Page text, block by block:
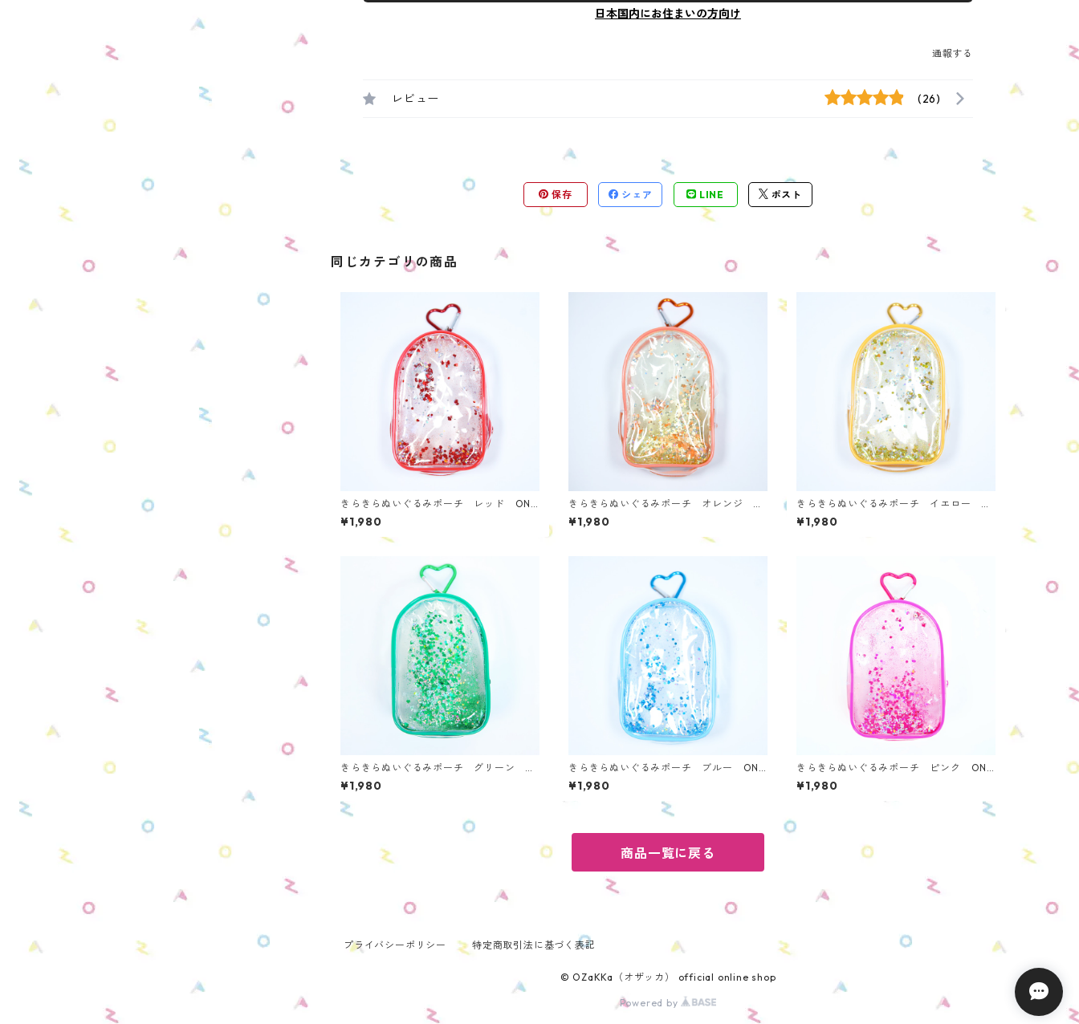
日本国内にお住まいの方向け
通報する
レビュー (26)
保存 シェア LINE ポスト
同じカテゴリの商品
きらきらぬいぐるみポーチ レッド ONS
-R
¥1,980
きらきらぬいぐるみポーチ オレンジ O
NS-O
¥1,980
きらきらぬいぐるみポーチ イエロー O
NS-Y
¥1,980
きらきらぬいぐるみポーチ グリーン O
NS-G
¥1,980
きらきらぬいぐるみポーチ ブルー ONS
-B
¥1,980
きらきらぬいぐるみポーチ ピンク ONS
-PN
¥1,980
商品一覧に戻る
プライバシーポリシー 特定商取引法に基づく表記
© OZaKKa（オザッカ） official online shop
Powered by